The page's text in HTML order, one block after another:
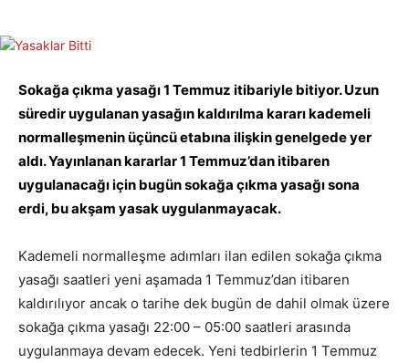
Sokağa çıkma yasağı 1 Temmuz itibariyle bitiyor. Uzun
süredir uygulanan yasağın kaldırılma kararı kademeli
normalleşmenin üçüncü etabına ilişkin genelgede yer
aldı. Yayınlanan kararlar 1 Temmuz’dan itibaren
uygulanacağı için bugün sokağa çıkma yasağı sona
erdi, bu akşam yasak uygulanmayacak.
Kademeli normalleşme adımları ilan edilen sokağa çıkma
yasağı saatleri yeni aşamada 1 Temmuz’dan itibaren
kaldırılıyor ancak o tarihe dek bugün de dahil olmak üzere
sokağa çıkma yasağı 22:00 – 05:00 saatleri arasında
uygulanmaya devam edecek. Yeni tedbirlerin 1 Temmuz